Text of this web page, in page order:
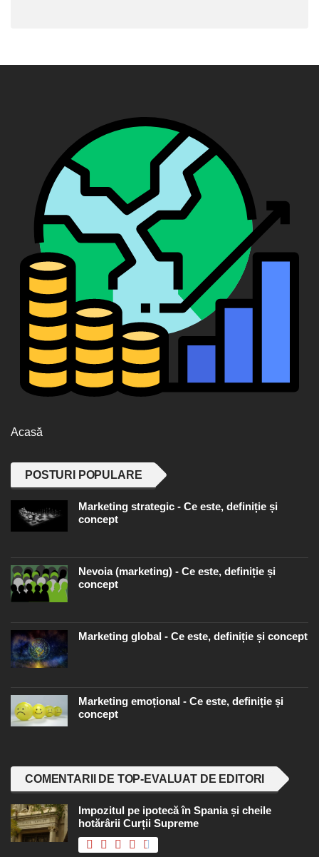
Acasă
POSTURI POPULARE
Marketing strategic - Ce este, definiție și
concept
Nevoia (marketing) - Ce este, definiție și
concept
Marketing global - Ce este, definiție și concept
Marketing emoțional - Ce este, definiție și
concept
COMENTARII DE TOP-EVALUAT DE EDITORI
Impozitul pe ipotecă în Spania și cheile
hotărârii Curții Supreme